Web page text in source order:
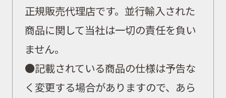
正規販売代理店です。並行輸入された
商品に関して当社は一切の責任を負い
ません。
●記載されている商品の仕様は予告な
く変更する場合がありますので、あら